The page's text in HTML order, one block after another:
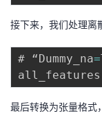
接下来，我们处理离
# “Dummy_na=
all_features
最后转换为张量格式